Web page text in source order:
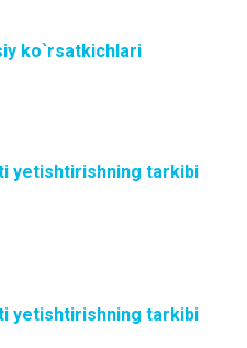
ko`rsatkichlari
yetishtirishning tarkibi
yetishtirishning tarkibi